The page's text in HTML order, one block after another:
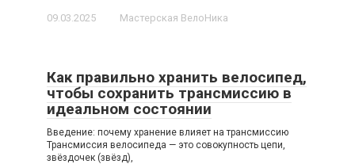
09.03.2025 Мастерская ВелоНика
Как правильно хранить велосипед,
чтобы сохранить трансмиссию в
идеальном состоянии
Введение: почему хранение влияет на трансмиссию
Трансмиссия велосипеда — это совокупность цепи,
звёздочек (звёзд),